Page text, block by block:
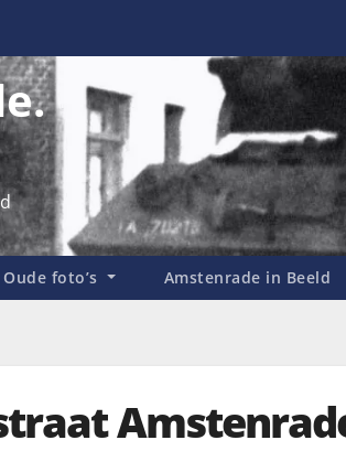
Oude foto’s Amstenrade in Beeld